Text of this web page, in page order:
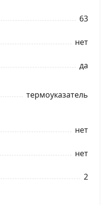
63
нет
да
термоуказатель
нет
нет
2